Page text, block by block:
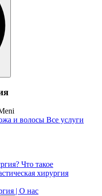
и волосы Все услуги
Что такое
хирургия